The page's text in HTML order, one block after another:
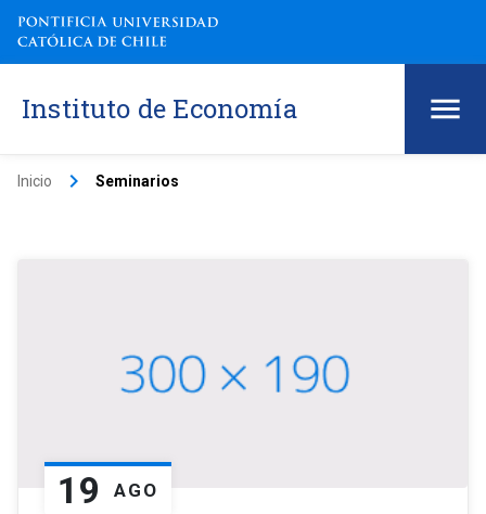
Instituto de Economía
Inicio keyboard_arrow_right Seminarios
19 AGO